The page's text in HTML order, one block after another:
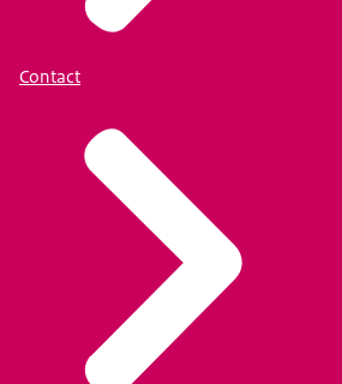
Contact